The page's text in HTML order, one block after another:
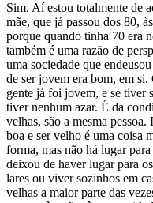
Sim. Aí estou totalmente de
mãe, que já passou dos 80,
porque quando tinha 70 era
também é uma razão de
uma sociedade que
de ser jovem era bom, em
gente já foi jovem, e se tiver
tiver nenhum azar. É da
velhas, são a mesma
boa e ser velho é uma coisa
forma, mas não há lugar
deixou de haver lugar para
lares ou viver sozinhos em
velhas a maior parte das